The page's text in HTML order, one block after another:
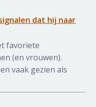
dat hij naar
favoriete
(en vrouwen).
vaak gezien als